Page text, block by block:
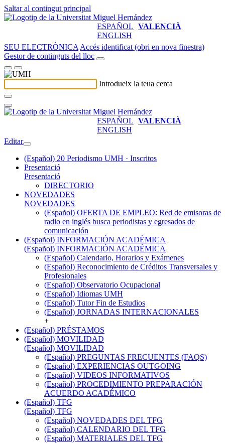
Saltar al contingut principal
ESPAÑOL VALENCIÀ
ENGLISH
SEU ELECTRÒNICA Accés identificat (obri en nova finestra)
Gestor de continguts del lloc
Introdueix la teua cerca
ESPAÑOL VALENCIÀ
ENGLISH
Editar
(Español) 20 Periodismo UMH · Inscritos
Presentació
Presentació
DIRECTORIO
NOVEDADES
NOVEDADES
(Español) OFERTA DE EMPLEO: Red de emisoras de
radio en inglés busca periodistas y egresados de
comunicación
(Español) INFORMACIÓN ACADÉMICA
(Español) INFORMACIÓN ACADÉMICA
(Español) Calendario, Horarios y Exámenes
(Español) Reconocimiento de Créditos Transversales y
Profesionales
(Español) Observatorio Ocupacional
(Español) Idiomas UMH
(Español) Tutor Fin de Estudios
(Español) JORNADAS INTERNACIONALES
+
(Español) PRÉSTAMOS
(Español) MOVILIDAD
(Español) MOVILIDAD
(Español) PREGUNTAS FRECUENTES (FAQS)
(Español) EXPERIENCIAS OUTGOING
(Español) VIDEOS INFORMATIVOS
(Español) PROCEDIMIENTO PREPARACIÓN
ACUERDO ACADÉMICO
(Español) TFG
(Español) TFG
(Español) NOVEDADES DEL TFG
(Español) CALENDARIO DEL TFG
(Español) MATERIALES DEL TFG